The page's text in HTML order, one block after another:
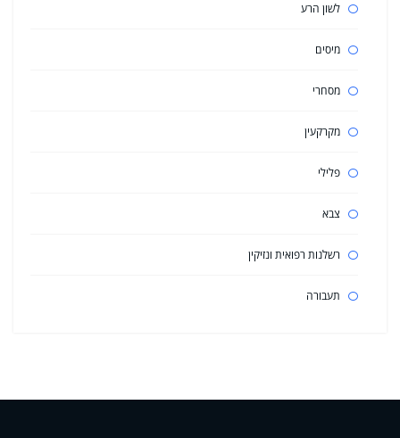
לשון הרע
מיסים
מסחרי
מקרקעין
פלילי
צבא
רשלנות רפואית ונזיקין
תעבורה